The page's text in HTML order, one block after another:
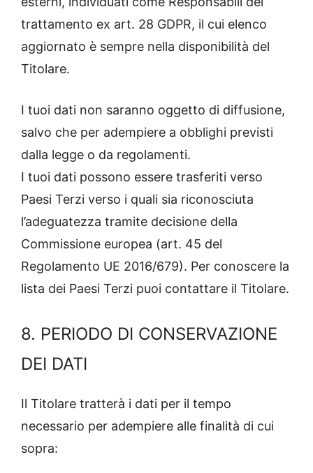
trattamento ex art. 28 GDPR, il cui elenco
aggiornato è sempre nella disponibilità del
Titolare.
I tuoi dati non saranno oggetto di diffusione,
salvo che per adempiere a obblighi previsti
dalla legge o da regolamenti.
I tuoi dati possono essere trasferiti verso
Paesi Terzi verso i quali sia riconosciuta
l’adeguatezza tramite decisione della
Commissione europea (art. 45 del
Regolamento UE 2016/679). Per conoscere la
lista dei Paesi Terzi puoi contattare il Titolare.
8. PERIODO DI CONSERVAZIONE
DEI DATI
Il Titolare tratterà i dati per il tempo
necessario per adempiere alle finalità di cui
sopra: